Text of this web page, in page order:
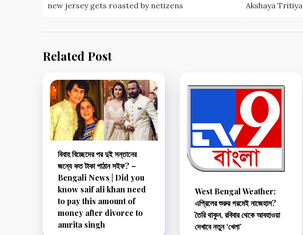
new jersey gets roasted by netizens
Akshaya Tritiya
Related Post
বিবাহ বিচ্ছেদের পর দুই সন্তানের
জন্যে কত টাকা পাঠান সইফ? –
Bengali News | Did you
know saif ali khan need
to pay this amount of
money after divorce to
amrita singh
West Bengal Weather:
এপ্রিলের শুরুর গরমেই নাজেহাল?
তৈরি থাকুন, রবিবার থেকে আবহাওয়া
দেখাবে নতুন ‘খেলা’